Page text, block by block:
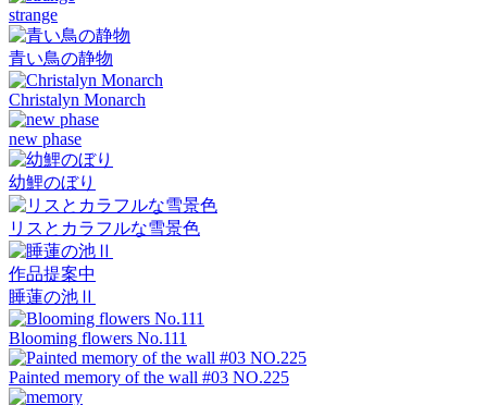
strange
青い鳥の静物
Christalyn Monarch
new phase
幼鯉のぼり
リスとカラフルな雪景色
作品提案中
睡蓮の池Ⅱ
Blooming flowers No.111
Painted memory of the wall #03 NO.225